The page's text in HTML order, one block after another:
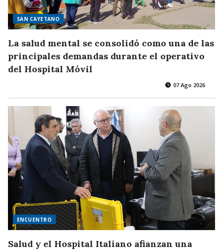
SAN CAYETANO
La salud mental se consolidó como una de las
principales demandas durante el operativo
del Hospital Móvil
07 Ago 2026
ENCUENTRO
Salud y el Hospital Italiano afianzan una